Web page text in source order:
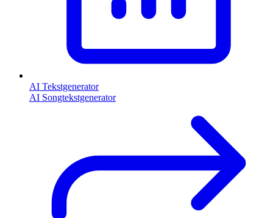
AI Tekstgenerator
AI Songtekstgenerator